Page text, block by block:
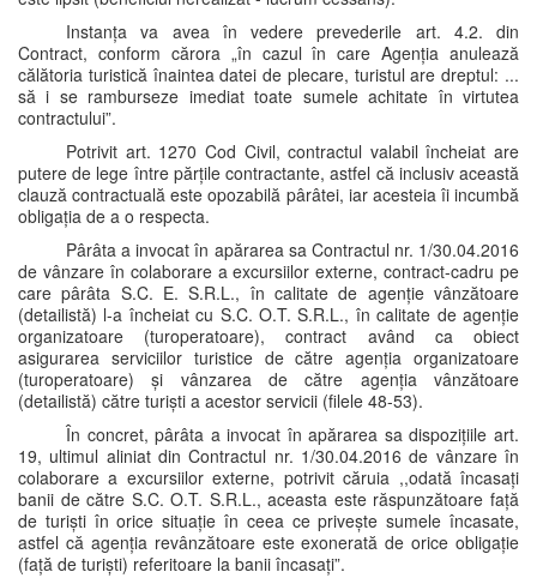
Instanța va avea în vedere prevederile art. 4.2. din
Contract, conform cărora „în cazul în care Agenția anulează
călătoria turistică înaintea datei de plecare, turistul are dreptul: ...
să i se ramburseze imediat toate sumele achitate în virtutea
contractului”.
Potrivit art. 1270 Cod Civil, contractul valabil încheiat are
putere de lege între părțile contractante, astfel că inclusiv această
clauză contractuală este opozabilă pârâtei, iar acesteia îi incumbă
obligația de a o respecta.
Pârâta a invocat în apărarea sa Contractul nr. 1/30.04.2016
de vânzare în colaborare a excursiilor externe, contract-cadru pe
care pârâta S.C. E. S.R.L., în calitate de agenție vânzătoare
(detailistă) l-a încheiat cu S.C. O.T. S.R.L., în calitate de agenție
organizatoare (turoperatoare), contract având ca obiect
asigurarea serviciilor turistice de către agenția organizatoare
(turoperatoare) și vânzarea de către agenția vânzătoare
(detailistă) către turiști a acestor servicii (filele 48-53).
În concret, pârâta a invocat în apărarea sa dispozițiile art.
19, ultimul aliniat din Contractul nr. 1/30.04.2016 de vânzare în
colaborare a excursiilor externe, potrivit căruia ,,odată încasați
banii de către S.C. O.T. S.R.L., aceasta este răspunzătoare față
de turiști în orice situație în ceea ce privește sumele încasate,
astfel că agenția revânzătoare este exonerată de orice obligație
(față de turiști) referitoare la banii încasați”.